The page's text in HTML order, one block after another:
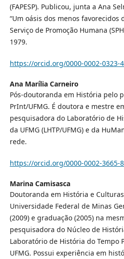
(FAPESP). Publicou, junta a Ana
“Um oásis dos menos favorecidos
Serviço de Promoção Humana
1979.
https://orcid.org/0000-0002-0323-
Ana Marília Carneiro
Pós-doutoranda em História pelo
PrInt/UFMG. É doutora e mestre
pesquisadora do Laboratório de
da UFMG (LHTP/UFMG) e da
rede.
https://orcid.org/0000-0002-3665-
Marina Camisasca
Doutoranda em História e
Universidade Federal de Minas
(2009) e graduação (2005) na
pesquisadora do Núcleo de
Laboratório de História do Tempo
UFMG. Possui experiência em